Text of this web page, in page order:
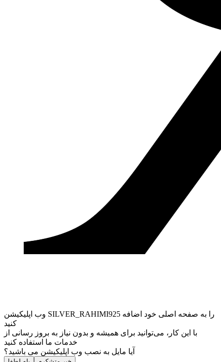
وب ‌اپلیکیشن SILVER_RAHIMI925 را به صفحه اصلی خود اضافه
کنید
با این کار، می‌توانید برای همیشه و بدون نیاز به بروز ‌رسانی از
خدمات ما استفاده کنید
آیا مایل به نصب وب اپلیکیشن می باشید؟